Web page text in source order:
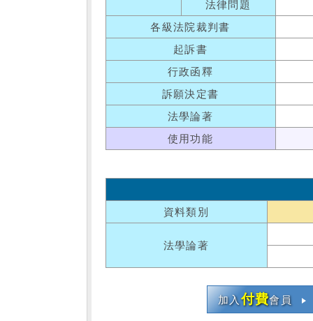
法律問題
各級法院裁判書
起訴書
行政函釋
訴願決定書
法學論著
使用功能
資料類別
法學論著
加入付費會員